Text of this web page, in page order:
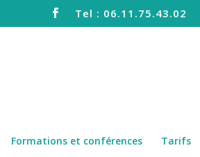
Tel : 06.11.75.43.02
Formations et conférences Tarifs